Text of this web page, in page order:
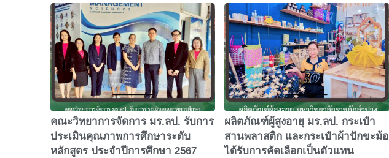
คณะวิทยาการจัดการ มร.ลป. รับการ
ประเมินคุณภาพการศึกษาระดับ
หลักสูตร ประจำปีการศึกษา 2567
ผลิตภัณฑ์ผู้สูงอายุ มร.ลป. กระเป๋า
สานพลาสติก และกระเป๋าผ้าปักขะม้อ
ได้รับการคัดเลือกเป็นตัวแทน